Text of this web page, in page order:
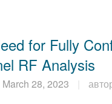
for Fully
RF Analysis
28, 2023